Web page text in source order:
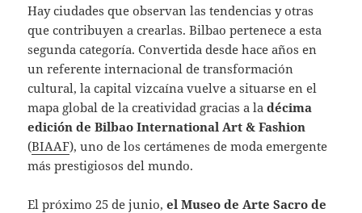
Hay ciudades que observan las tendencias y otras
que contribuyen a crearlas. Bilbao pertenece a esta
segunda categoría. Convertida desde hace años en
un referente internacional de transformación
cultural, la capital vizcaína vuelve a situarse en el
mapa global de la creatividad gracias a ladécima
edición de Bilbao International Art & Fashion
(BIAAF), uno de los certámenes de moda emergente
más prestigiosos del mundo.
El próximo 25 de junio,el Museo de Arte Sacro de